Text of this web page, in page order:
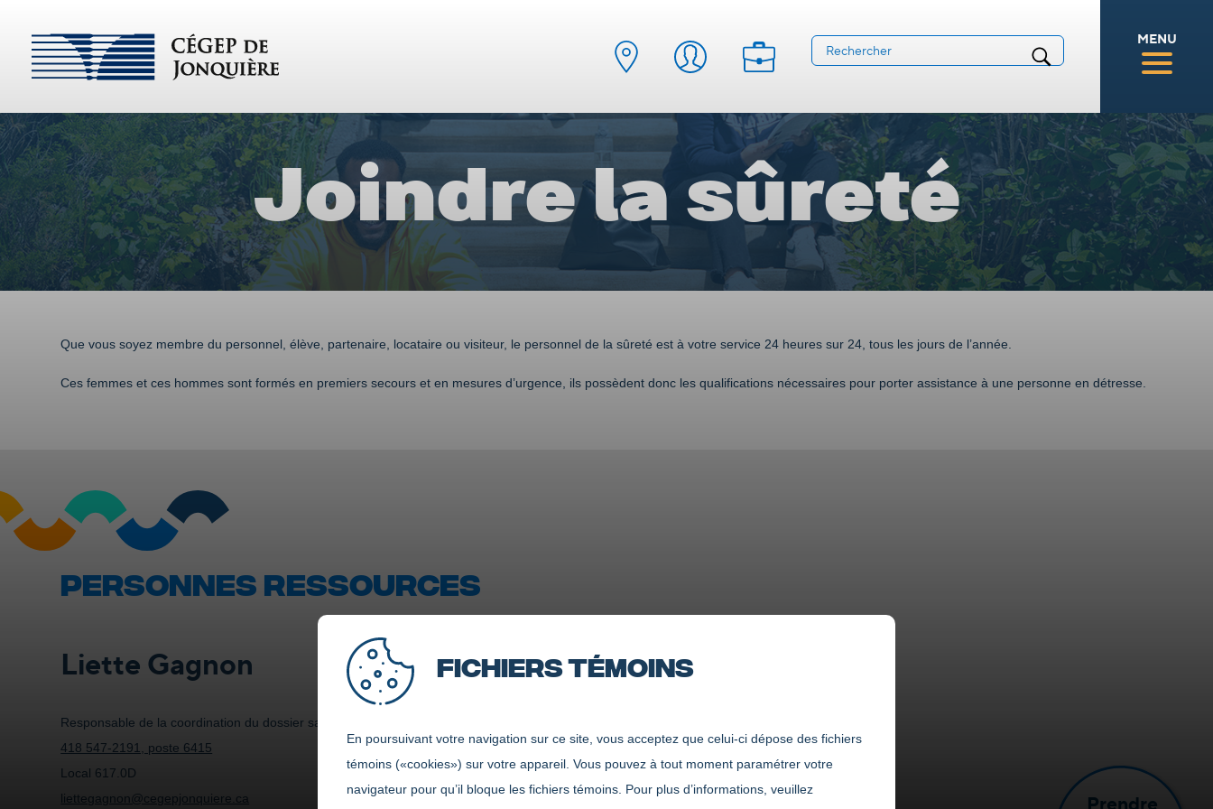
Fichiers témoins
En poursuivant votre navigation sur ce site, vous acceptez que celui-ci dépose des fichiers
témoins («cookies») sur votre appareil. Vous pouvez à tout moment paramétrer votre
navigateur pour qu’il bloque les fichiers témoins. Pour plus d’informations, veuillez
MENU
Joindre la sûreté
Que vous soyez membre du personnel, élève, partenaire, locataire ou visiteur, le personnel de la sûreté est à votre service 24 heures sur 24, tous les jours de l’année.
Ces femmes et ces hommes sont formés en premiers secours et en mesures d’urgence, ils possèdent donc les qualifications nécessaires pour porter assistance à une personne en détresse.
PERSONNES RESSOURCES
Liette Gagnon
Responsable de la coordination du dossier santé, sécurité et sûreté
418 547-2191, poste 6415
Local 617.0D
liettegagnon@cegepjonquiere.ca
Prendre